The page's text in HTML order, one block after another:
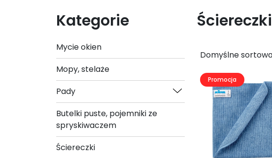
Kategorie
Mycie okien
Mopy, stelaże
Pady
Butelki puste, pojemniki ze
spryskiwaczem
Ściereczki
Ściereczki
Promocja